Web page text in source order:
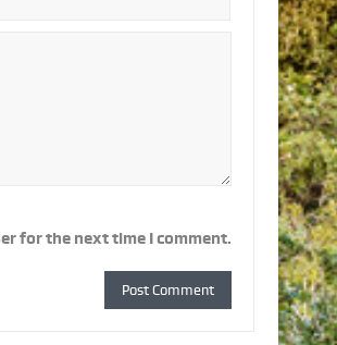
for the next time I comment.